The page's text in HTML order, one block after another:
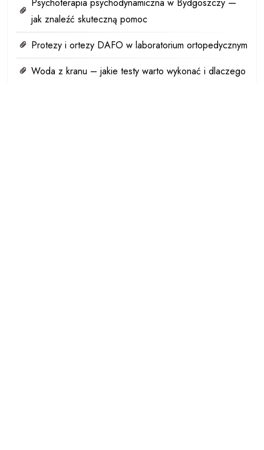
jak znaleźć skuteczną pomoc
Protezy i ortezy DAFO w laboratorium ortopedycznym
Woda z kranu – jakie testy warto wykonać i dlaczego